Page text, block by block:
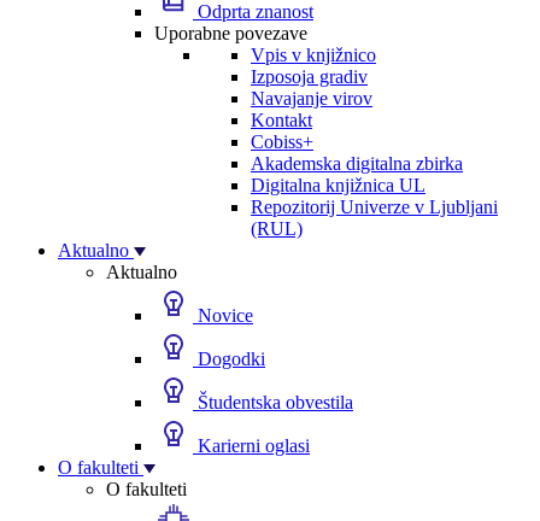
Odprta znanost
Uporabne povezave
Vpis v knjižnico
Izposoja gradiv
Navajanje virov
Kontakt
Cobiss+
Akademska digitalna zbirka
Digitalna knjižnica UL
Repozitorij Univerze v Ljubljani
(RUL)
Aktualno
Aktualno
Novice
Dogodki
Študentska obvestila
Karierni oglasi
O fakulteti
O fakulteti